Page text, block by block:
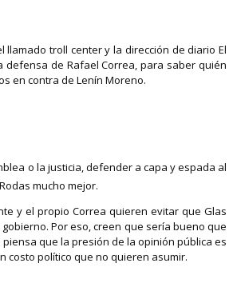
troll center y la dirección de diario El
de Rafael Correa, para saber quién
en contra de Lenín Moreno.
o la justicia, defender a capa y espada al
mucho mejor.
y el propio Correa quieren evitar que Glas
Por eso, creen que sería bueno que
que la presión de la opinión pública es
costo político que no quieren asumir.